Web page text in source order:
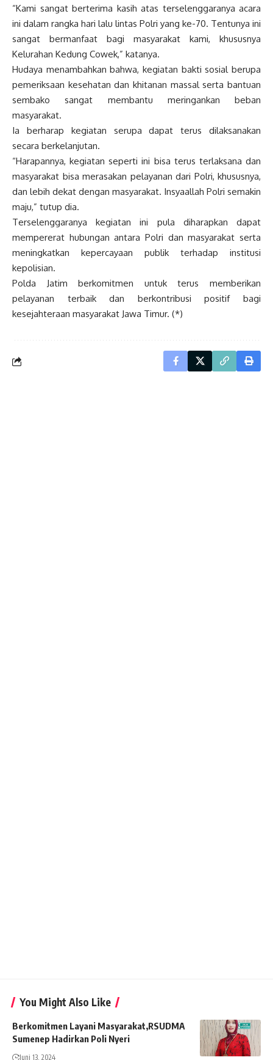
“Kami sangat berterima kasih atas terselenggaranya acara
ini dalam rangka hari lalu lintas Polri yang ke-70. Tentunya ini
sangat bermanfaat bagi masyarakat kami, khususnya
Kelurahan Kedung Cowek,” katanya.
Hudaya menambahkan bahwa, kegiatan bakti sosial berupa
pemeriksaan kesehatan dan khitanan massal serta bantuan
sembako sangat membantu meringankan beban
masyarakat.
Ia berharap kegiatan serupa dapat terus dilaksanakan
secara berkelanjutan.
“Harapannya, kegiatan seperti ini bisa terus terlaksana dan
masyarakat bisa merasakan pelayanan dari Polri, khususnya,
dan lebih dekat dengan masyarakat. Insyaallah Polri semakin
maju,” tutup dia.
Terselenggaranya kegiatan ini pula diharapkan dapat
mempererat hubungan antara Polri dan masyarakat serta
meningkatkan kepercayaan publik terhadap institusi
kepolisian.
Polda Jatim berkomitmen untuk terus memberikan
pelayanan terbaik dan berkontribusi positif bagi
kesejahteraan masyarakat Jawa Timur. (*)
You Might Also Like
Berkomitmen Layani Masyarakat,RSUDMA
Sumenep Hadirkan Poli Nyeri
Juni 13, 2024